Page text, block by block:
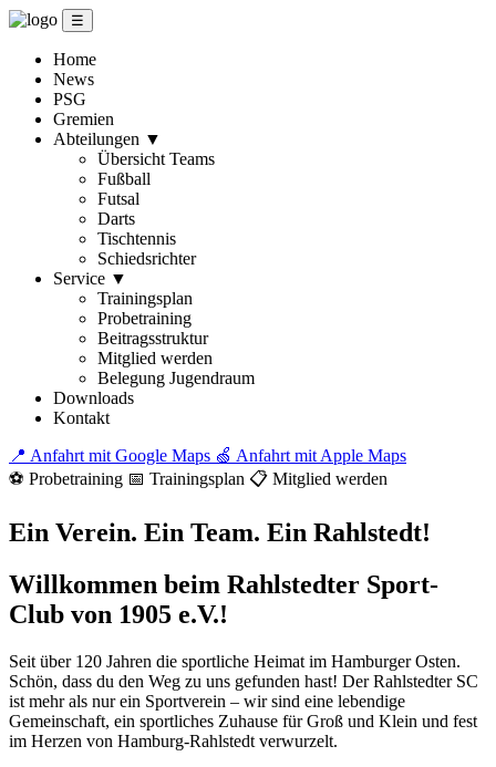
☰
Home
News
PSG
Gremien
Abteilungen ▼
Übersicht Teams
Fußball
Futsal
Darts
Tischtennis
Schiedsrichter
Service ▼
Trainingsplan
Probetraining
Beitragsstruktur
Mitglied werden
Belegung Jugendraum
Downloads
Kontakt
📍 Anfahrt mit Google Maps 🍏 Anfahrt mit Apple Maps
⚽ Probetraining 📅 Trainingsplan 📋 Mitglied werden
Ein Verein. Ein Team. Ein Rahlstedt!
Willkommen beim Rahlstedter Sport-
Club von 1905 e.V.!
Seit über 120 Jahren die sportliche Heimat im Hamburger Osten.
Schön, dass du den Weg zu uns gefunden hast! Der Rahlstedter SC
ist mehr als nur ein Sportverein – wir sind eine lebendige
Gemeinschaft, ein sportliches Zuhause für Groß und Klein und fest
im Herzen von Hamburg-Rahlstedt verwurzelt.